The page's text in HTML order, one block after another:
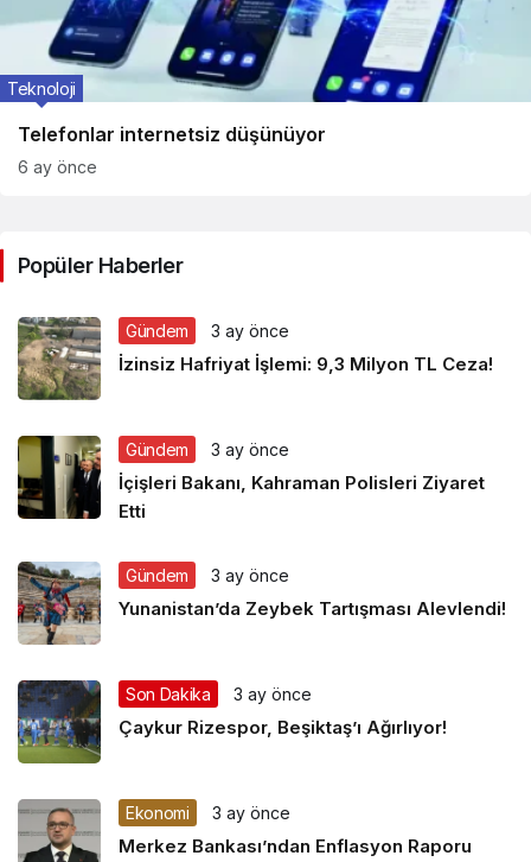
Telefonlar internetsiz düşünüyor
Teknoloji
6 ay önce
Popüler Haberler
Gündem 3 ay önce
İzinsiz Hafriyat İşlemi: 9,3 Milyon TL Ceza!
Gündem 3 ay önce
İçişleri Bakanı, Kahraman Polisleri Ziyaret
Etti
Gündem 3 ay önce
Yunanistan’da Zeybek Tartışması Alevlendi!
Son Dakika 3 ay önce
Çaykur Rizespor, Beşiktaş’ı Ağırlıyor!
Ekonomi 3 ay önce
Merkez Bankası’ndan Enflasyon Raporu